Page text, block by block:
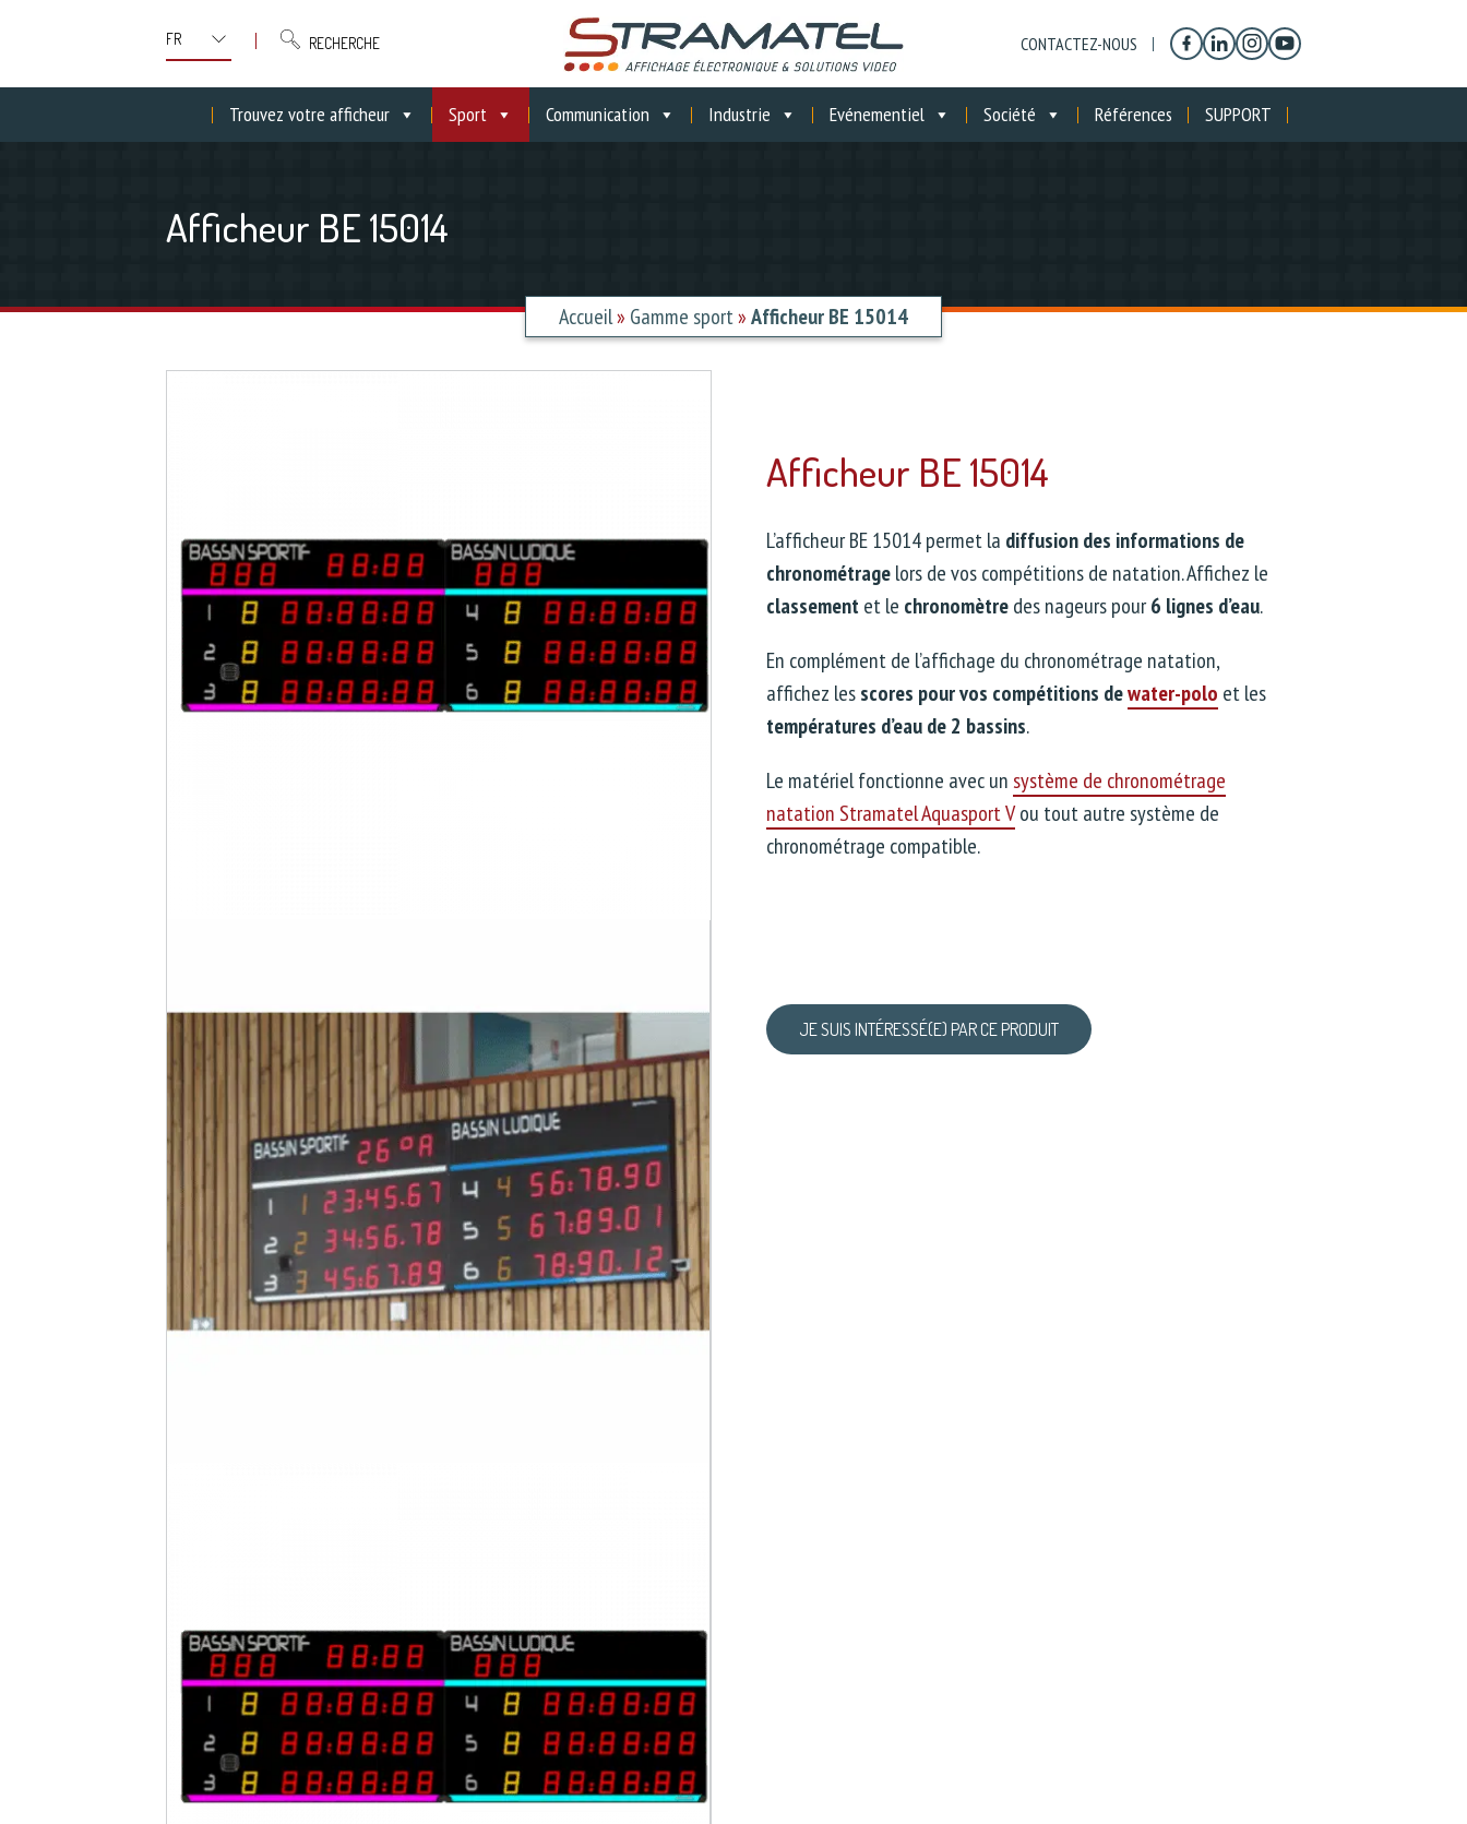
RECHERCHE CONTACTEZ-NOUS
Trouvez votre afficheur Sport Communication Industrie Evénementiel Société Références SUPPORT
Afficheur BE 15014
Accueil» Gamme sport»Afficheur BE 15014
Afficheur BE 15014
L’afficheur BE 15014 permet la diffusion des informations de
chronométragelors de vos compétitions de natation. Affichez le
classement et le chronomètredes nageurs pour6 lignes d’eau.
En complément de l’affichage du chronométrage natation,
affichez lesscores pour vos compétitions dewater-polo et les
températures d’eau de 2 bassins.
Le matériel fonctionne avec un système de chronométrage
natation Stramatel Aquasport Vou tout autre système de
chronométrage compatible.
JE SUIS INTÉRESSÉ(E) PAR CE PRODUIT